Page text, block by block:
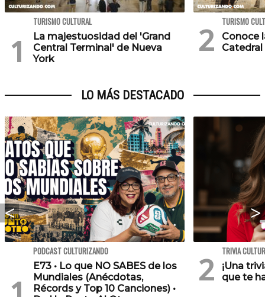
TURISMO CULTURAL
La majestuosidad del 'Grand
Central Terminal' de Nueva
York
TURISMO
Conoce
LO MÁS DESTACADO
PODCAST CULTURIZANDO
E73 • Lo que NO SABES de los
Mundiales (Anécdotas,
Récords y Top 10 Canciones) •
TRIVIA
¡Una
que te